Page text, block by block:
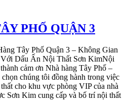
PHỐ QUẬN 3
Tây Phố Quận 3 – Không Gian
Với Dấu Ấn Nội Thất Sơn KimNội
cảm ơn Nhà hàng Tây Phố –
chúng tôi đồng hành trong việc
cho khu vực phòng VIP của nhà
Sơn Kim cung cấp và bố trí nội thất